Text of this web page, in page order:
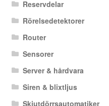
Reservdelar
Rörelsedetektorer
Router
Sensorer
Server & hårdvara
Siren & blixtljus
Skjutdörrsautomatiker